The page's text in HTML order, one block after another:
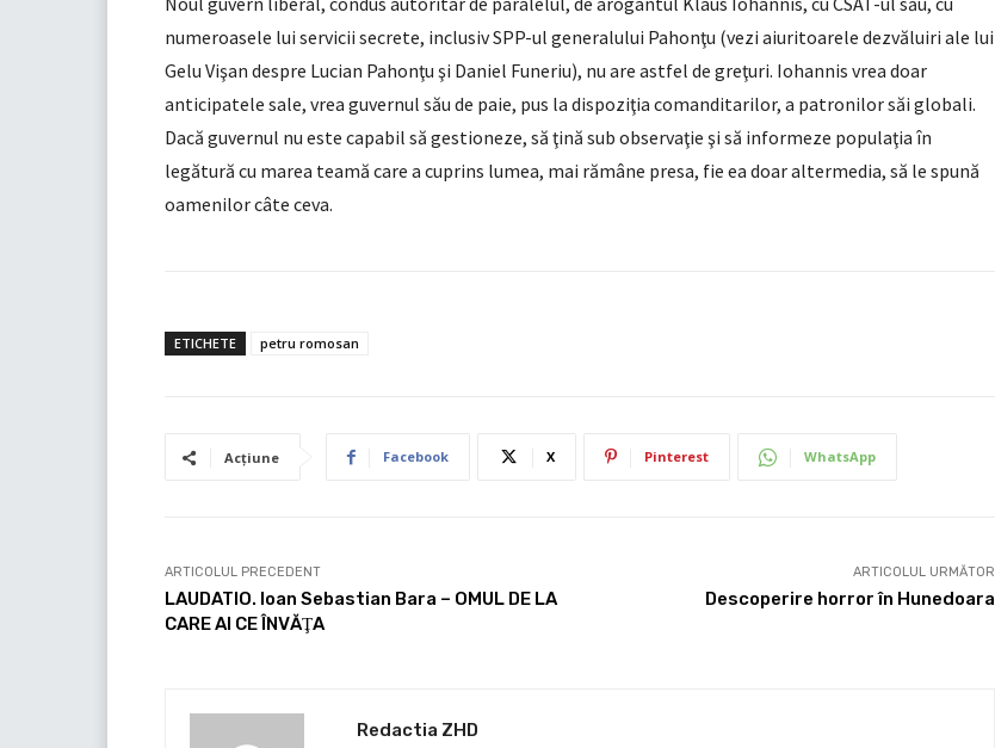
numeroasele lui servicii secrete, inclusiv SPP-ul generalului Pahonţu (vezi aiuritoarele dezvăluiri ale lui
Gelu Vişan despre Lucian Pahonţu şi Daniel Funeriu), nu are astfel de greţuri. Iohannis vrea doar
anticipatele sale, vrea guvernul său de paie, pus la dispoziţia comanditarilor, a patronilor săi globali.
Dacă guvernul nu este capabil să gestioneze, să ţină sub observaţie şi să informeze populaţia în
legătură cu marea teamă care a cuprins lumea, mai rămâne presa, fie ea doar altermedia, să le spună
oamenilor câte ceva.
ETICHETE petru romosan
Acțiune Facebook X Pinterest WhatsApp
ARTICOLUL PRECEDENT
LAUDATIO. Ioan Sebastian Bara – OMUL DE LA
CARE AI CE ÎNVĂŢA
ARTICOLUL URMĂTOR
Descoperire horror în Hunedoara
Redactia ZHD